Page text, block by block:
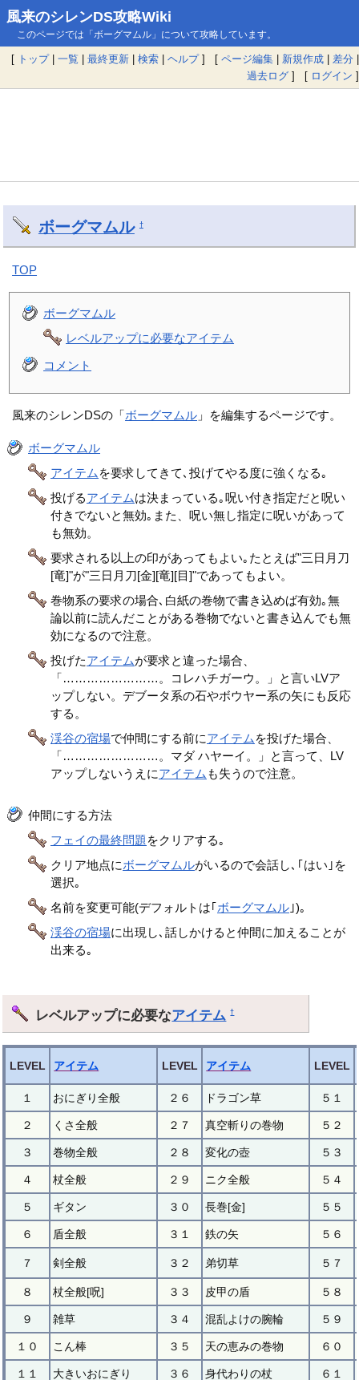
風来のシレンDS攻略Wiki
このページでは「ボーグマムル」について攻略しています。
[ トップ| 一覧 | 最終更新 | 検索 | ヘルプ] [ ページ編集 | 新規作成 | 差分 |
過去ログ ] [ ログイン ]
ボーグマムル †
TOP
ボーグマムル
レベルアップに必要なアイテム
コメント
風来のシレンDSの「ボーグマムル 」を編集するページです。
ボーグマムル
アイテム を要求してきて､投げてやる度に強くなる｡
投げるアイテムは決まっている｡呪い付き指定だと呪い
付きでないと無効｡また、呪い無し指定に呪いがあって
も無効。
要求される以上の印があってもよい｡たとえば"三日月刀
[竜]"が"三日月刀[金][竜][目]"であってもよい。
巻物系の要求の場合､白紙の巻物で書き込めば有効｡無
論以前に読んだことがある巻物でないと書き込んでも無
効になるので注意。
投げたアイテムが要求と違った場合、
「……………………。コレハチガーウ。」と言いLVア
ップしない。デブータ系の石やボウヤー系の矢にも反応
する。
渓谷の宿場で仲間にする前にアイテム を投げた場合、
「……………………。マダ ハヤーイ。」と言って、LV
アップしないうえにアイテム も失うので注意。
仲間にする方法
フェイの最終問題 をクリアする｡
クリア地点にボーグマムルがいるので会話し､｢はい｣を
選択｡
名前を変更可能(デフォルトは｢ボーグマムル ｣)｡
渓谷の宿場に出現し､話しかけると仲間に加えることが
出来る｡
レベルアップに必要なアイテム †
LEVEL アイテム LEVEL アイテム LEVEL
１ おにぎり全般 ２６ ドラゴン草 ５１
２ くさ全般 ２７ 真空斬りの巻物 ５２
３ 巻物全般 ２８ 変化の壺 ５３
４ 杖全般 ２９ ニク全般 ５４
５ ギタン ３０ 長巻[金] ５５
６ 盾全般 ３１ 鉄の矢 ５６
７ 剣全般 ３２ 弟切草 ５７
８ 杖全般[呪] ３３ 皮甲の盾 ５８
９ 雑草 ３４ 混乱よけの腕輪 ５９
１０ こん棒 ３５ 天の恵みの巻物 ６０
１１ 大きいおにぎり ３６ 身代わりの杖 ６１